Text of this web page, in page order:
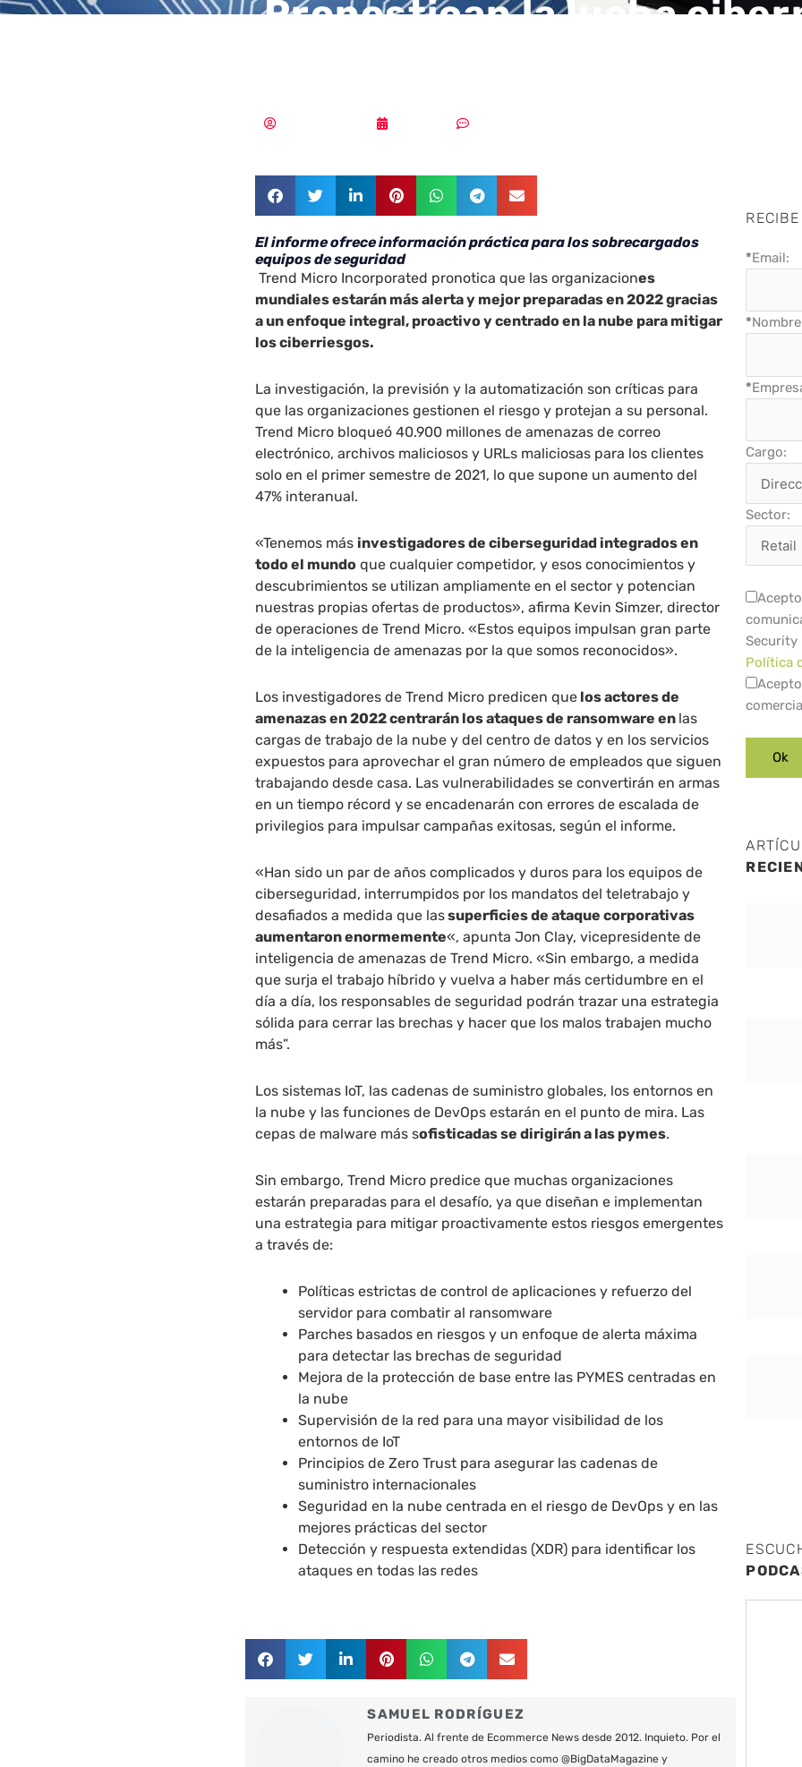
Pronostican la lucha
El informe ofrece información práctica para los sobrecargados
equipos de seguridad
Trend Micro Incorporated pronotica que las organizaciones
mundiales estarán más alerta y mejor preparadas en 2022 gracias
a un enfoque integral, proactivo y centrado en la nube para mitigar
los ciberriesgos.
La investigación, la previsión y la automatización son críticas para
que las organizaciones gestionen el riesgo y protejan a su personal.
Trend Micro bloqueó 40.900 millones de amenazas de correo
electrónico, archivos maliciosos y URLs maliciosas para los clientes
solo en el primer semestre de 2021, lo que supone un aumento del
47% interanual.
«Tenemos más investigadores de ciberseguridad integrados en
todo el mundo que cualquier competidor, y esos conocimientos y
descubrimientos se utilizan ampliamente en el sector y potencian
nuestras propias ofertas de productos», afirma Kevin Simzer, director
de operaciones de Trend Micro. «Estos equipos impulsan gran parte
de la inteligencia de amenazas por la que somos reconocidos».
Los investigadores de Trend Micro predicen que los actores de
amenazas en 2022 centrarán los ataques de ransomware en las
cargas de trabajo de la nube y del centro de datos y en los servicios
expuestos para aprovechar el gran número de empleados que siguen
trabajando desde casa. Las vulnerabilidades se convertirán en armas
en un tiempo récord y se encadenarán con errores de escalada de
privilegios para impulsar campañas exitosas, según el informe.
«Han sido un par de años complicados y duros para los equipos de
ciberseguridad, interrumpidos por los mandatos del teletrabajo y
desafiados a medida que lassuperficies de ataque corporativas
aumentaron enormemente«, apunta Jon Clay, vicepresidente de
inteligencia de amenazas de Trend Micro. «Sin embargo, a medida
que surja el trabajo híbrido y vuelva a haber más certidumbre en el
día a día, los responsables de seguridad podrán trazar una estrategia
sólida para cerrar las brechas y hacer que los malos trabajen mucho
más”.
Los sistemas IoT, las cadenas de suministro globales, los entornos en
la nube y las funciones de DevOps estarán en el punto de mira. Las
cepas de malware más sofisticadas se dirigirán a las pymes.
Sin embargo, Trend Micro predice que muchas organizaciones
estarán preparadas para el desafío, ya que diseñan e implementan
una estrategia para mitigar proactivamente estos riesgos emergentes
a través de:
Políticas estrictas de control de aplicaciones y refuerzo del
servidor para combatir al ransomware
Parches basados en riesgos y un enfoque de alerta máxima
para detectar las brechas de seguridad
Mejora de la protección de base entre las PYMES centradas en
la nube
Supervisión de la red para una mayor visibilidad de los
entornos de IoT
Principios de Zero Trust para asegurar las cadenas de
suministro internacionales
Seguridad en la nube centrada en el riesgo de DevOps y en las
mejores prácticas del sector
Detección y respuesta extendidas (XDR) para identificar los
ataques en todas las redes
SAMUEL RODRÍGUEZ
Periodista. Al frente de Ecommerce News desde 2012. Inquieto. Por el
camino he creado otros medios como @BigDataMagazine y
*Email:
*
*
Cargo:
Sector:
Security
Política